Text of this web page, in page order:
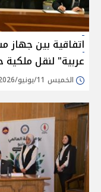
اتفاقية بين جهاز
عربية" لنقل
الخميس 11/يونيو/2026 - 03:24 م